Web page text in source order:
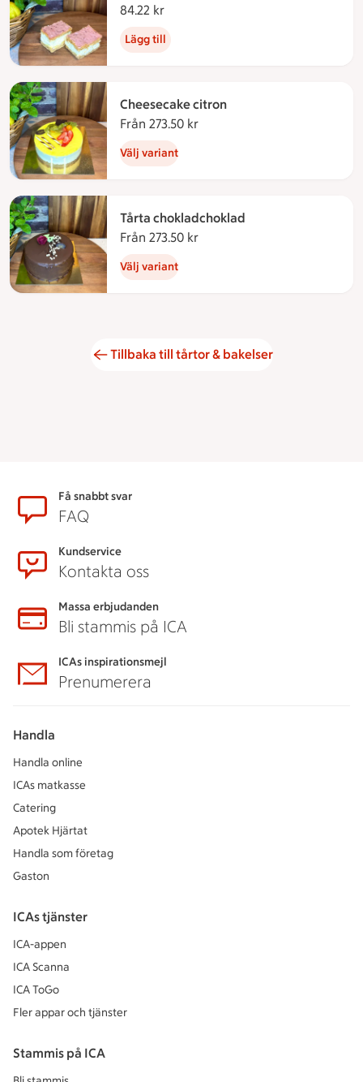
84.22 kr
Lägg till
Cheesecake citron
Från 273.50 kr
Välj variant
Tårta chokladchoklad
Från 273.50 kr
Välj variant
Tillbaka till tårtor & bakelser
SidfotFå snabbt svar
FAQ
Kundservice
Kontakta oss
Massa erbjudanden
Bli stammis på ICA
ICAs inspirationsmejl
Prenumerera
Handla
Handla online
ICAs matkasse
Catering
Apotek Hjärtat
Handla som företag
Gaston
ICAs tjänster
ICA-appen
ICA Scanna
ICA ToGo
Fler appar och tjänster
Stammis på ICA